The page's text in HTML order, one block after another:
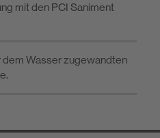
mit den PCI Saniment
Wasser zugewandten